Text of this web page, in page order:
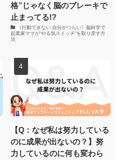
格”じゃなく脳のブレーキで
止まってる!?
《行動できない 自分がつらい》脳科学で
起業家ママが“やる気スイッチ”を取り戻す方
法
【Q：なぜ私は努力している
のに成果が出ないの？】努
力しているのに何も変わら